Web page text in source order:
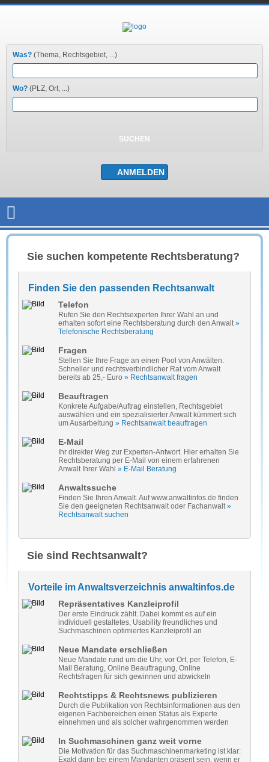
Was? (Thema, Rechtsgebiet, ...)
Wo? (PLZ, Ort, ...)
Sie suchen kompetente Rechtsberatung?
Finden Sie den passenden Rechtsanwalt
Telefon
Rufen Sie den Rechtsexperten Ihrer Wahl an und
erhalten sofort eine Rechtsberatung durch den Anwalt»
Telefonische Rechtsberatung
Fragen
Stellen Sie Ihre Frage an einen Pool von Anwälten.
Schneller und rechtsverbindlicher Rat vom Anwalt
bereits ab 25,- Euro » Rechtsanwalt fragen
Beauftragen
Konkrete Aufgabe/Auftrag einstellen, Rechtsgebiet
auswählen und ein spezialisierter Anwalt kümmert sich
um Ausarbeitung » Rechtsanwalt beauftragen
E-Mail
Ihr direkter Weg zur Experten-Antwort. Hier erhalten Sie
Rechtsberatung per E-Mail von einem erfahrenen
Anwalt Ihrer Wahl » E-Mail Beratung
Anwaltssuche
Finden Sie Ihren Anwalt. Auf www.anwaltinfos.de finden
Sie den geeigneten Rechtsanwalt oder Fachanwalt»
Rechtsanwalt suchen
Sie sind Rechtsanwalt?
Vorteile im Anwaltsverzeichnis anwaltinfos.de
Repräsentatives Kanzleiprofil
Der erste Eindruck zählt. Dabei kommt es auf ein
individuell gestaltetes, Usability freundliches und
Suchmaschinen optimiertes Kanzleiprofil an
Neue Mandate erschließen
Neue Mandate rund um die Uhr, vor Ort, per Telefon, E-
Mail Beratung, Online Beauftragung, Online
Rechtsfragen für sich gewinnen und abwickeln
Rechtstipps & Rechtsnews publizieren
Durch die Publikation von Rechtsinformationen aus den
eigenen Fachbereichen einen Status als Experte
einnehmen und als solcher wahrgenommen werden
In Suchmaschinen ganz weit vorne
Die Motivation für das Suchmaschinenmarketing ist klar:
Exakt dann bei einem Mandanten präsent sein, wenn er